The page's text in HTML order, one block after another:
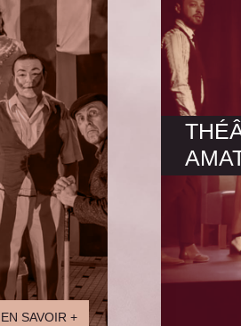
EN SAVOIR +